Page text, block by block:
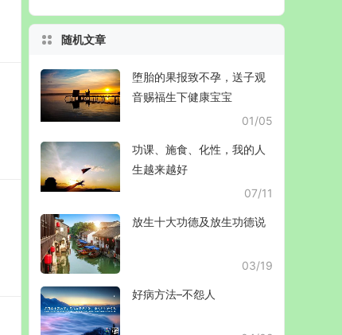
随机文章
堕胎的果报致不孕，送子观
音赐福生下健康宝宝
01/05
功课、施食、化性，我的人
生越来越好
07/11
放生十大功德及放生功德说
03/19
好病方法–不怨人